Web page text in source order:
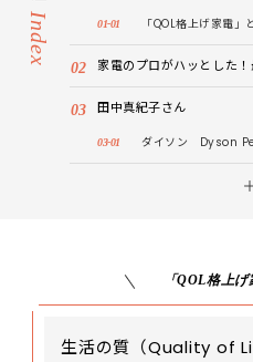
Index 「QOL格上げ家電」
家電のプロがハッとした
田中真紀子さん
ダイソン Dyson
「QOL格上
生活の質（Quality of